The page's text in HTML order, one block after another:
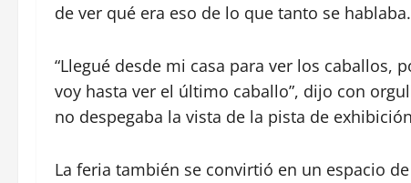
de ver qué era eso de lo que tanto se hablaba.
“Llegué desde mi casa para ver los
voy hasta ver el último caballo”, dijo con
no despegaba la vista de la pista de
La feria también se convirtió en un espacio